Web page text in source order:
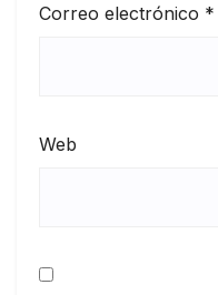
Correo electrónico *
Web